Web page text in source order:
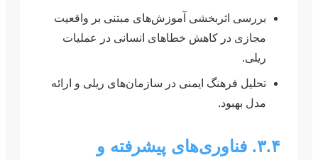
بررسی اثربخشی آموزش‌های مبتنی بر واقعیت
مجازی در کاهش خطاهای انسانی در عملیات
ریلی.
تحلیل فرهنگ ایمنی در سازمان‌های ریلی و ارائه
مدل بهبود.
۳.۴. فناوری‌های پیشرفته و